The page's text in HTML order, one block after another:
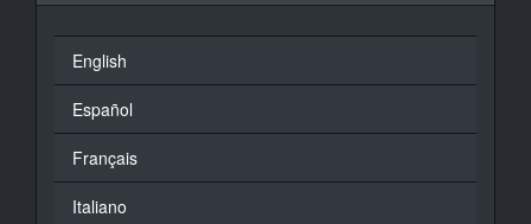
English
Español
Français
Italiano